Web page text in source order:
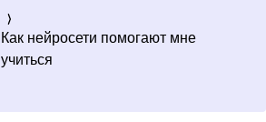
Как нейросети помогают мне
учиться